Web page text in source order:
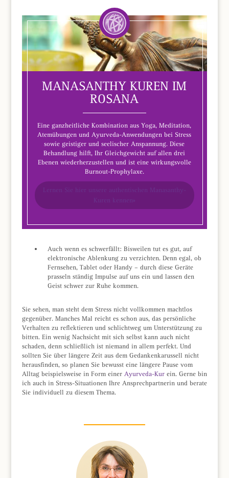
MANASANTHY KUREN IM
ROSANA
Eine ganzheitliche Kombination aus Yoga, Meditation,
Atemübungen und Ayurveda-Anwendungen bei Stress
sowie geistiger und seelischer Anspannung. Diese
Behandlung hilft, Ihr Gleichgewicht auf allen drei
Ebenen wiederherzustellen und ist eine wirkungsvolle
Burnout-Prophylaxe.
Lernen Sie hier unsere authentischen Manasanthy-
Kuren kennen»
Auch wenn es schwerfällt: Bisweilen tut es gut, auf
elektronische Ablenkung zu verzichten. Denn egal, ob
Fernsehen, Tablet oder Handy – durch diese Geräte
prasseln ständig Impulse auf uns ein und lassen den
Geist schwer zur Ruhe kommen.
Sie sehen, man steht dem Stress nicht vollkommen machtlos
gegenüber. Manches Mal reicht es schon aus, das persönliche
Verhalten zu reflektieren und schlichtweg um Unterstützung zu
bitten. Ein wenig Nachsicht mit sich selbst kann auch nicht
schaden, denn schließlich ist niemand in allem perfekt. Und
sollten Sie über längere Zeit aus dem Gedankenkarussell nicht
herausfinden, so planen Sie bewusst eine längere Pause vom
Alltag beispielsweise in Form einer Ayurveda-Kurein. Gerne bin
ich auch in Stress-Situationen Ihre Ansprechpartnerin und berate
Sie individuell zu diesem Thema.